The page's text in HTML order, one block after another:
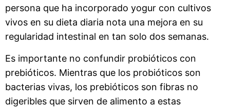
persona que ha incorporado yogur con cultivos
vivos en su dieta diaria nota una mejora en su
regularidad intestinal en tan solo dos semanas.
Es importante no confundir probióticos con
prebióticos. Mientras que los probióticos son
bacterias vivas, los prebióticos son fibras no
digeribles que sirven de alimento a estas